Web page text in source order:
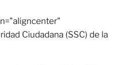
Ciudadana (SSC) de la